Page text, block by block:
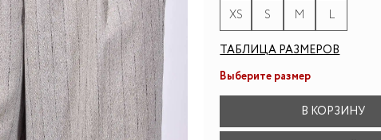
XS S M L
ТАБЛИЦА РАЗМЕРОВ
Выберите размер
В КОРЗИНУ